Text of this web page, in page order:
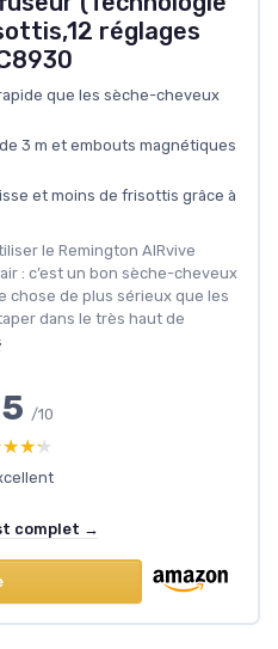
réglages
que les sèche-cheveux
3 m et embouts magnétiques
et moins de frisottis grâce à
le Remington AIRvive
: c’est un bon sèche-cheveux
chose de plus sérieux que les
dans le très haut de
/10
complet →